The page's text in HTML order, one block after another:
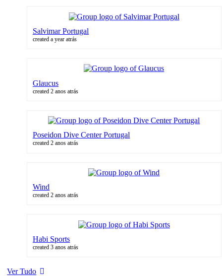
Salvimar Portugal
created a year atrás
Glaucus
created 2 anos atrás
Poseidon Dive Center Portugal
created 2 anos atrás
Wind
created 2 anos atrás
Habi Sports
created 3 anos atrás
Ver Tudo